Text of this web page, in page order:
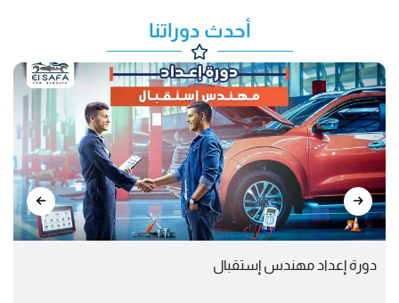
أحدث دوراتنا
دورة إعداد مهندس إستقبال